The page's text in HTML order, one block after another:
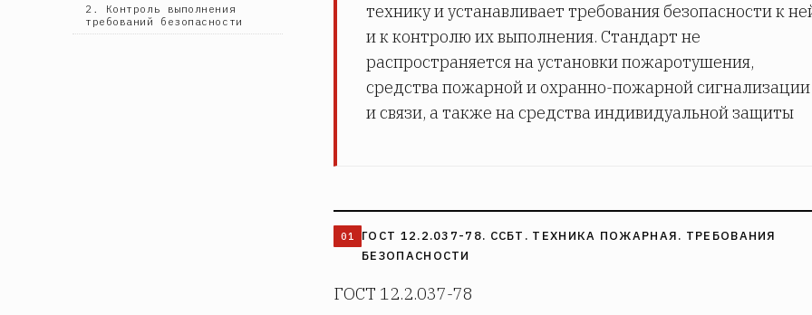
2. Контроль выполнения
требований безопасности
технику и устанавливает требования безопасности к
и к контролю их выполнения. Стандарт не
распространяется на установки пожаротушения,
средства пожарной и охранно-пожарной сигнализации
и связи, а также на средства индивидуальной защиты
ГОСТ 12.2.037-78. ССБТ. ТЕХНИКА ПОЖАРНАЯ. ТРЕБОВАНИЯ
БЕЗОПАСНОСТИ
ГОСТ 12.2.037-78